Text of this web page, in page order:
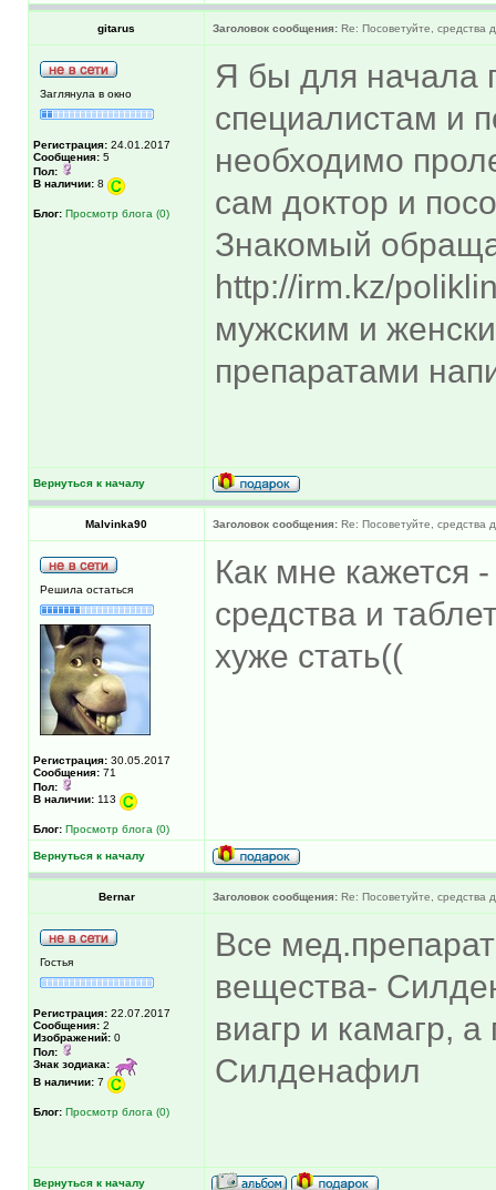
gitarus Заголовок сообщения: Re: Посоветуйте, средства
Заглянула в окно
Регистрация: 24.01.2017
Сообщения: 5
Пол:
В наличии: 8
Блог: Просмотр блога (0)
Я бы для начала
специалистам и
необходимо
сам доктор и
Знакомый
http://irm.kz/
мужским и
препаратами
Вернуться к началу
Malvinka90 Заголовок сообщения: Re: Посоветуйте, средства
Решила остаться
Регистрация: 30.05.2017
Сообщения: 71
Пол:
В наличии: 113
Блог: Просмотр блога (0)
Как мне кажется
средства и
хуже стать((
Вернуться к началу
Bernar Заголовок сообщения: Re: Посоветуйте, средства
Гостья
Регистрация: 22.07.2017
Сообщения: 2
Изображений: 0
Пол:
Знак зодиака:
В наличии: 7
Блог: Просмотр блога (0)
Все
вещества-
виагр и камагр, а
Силденафил
Вернуться к началу